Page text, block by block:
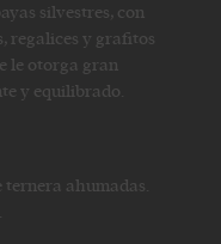
silvestres, con
regalices y grafitos
le otorga gran
y equilibrado.
ternera ahumadas.